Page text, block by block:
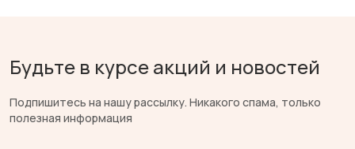
Будьте в курсе акций и новостей
Подпишитесь на нашу рассылку. Никакого спама, только
полезная информация